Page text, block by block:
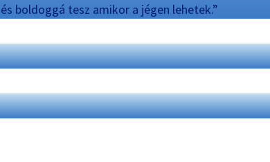
boldoggá tesz amikor a jégen lehetek.”